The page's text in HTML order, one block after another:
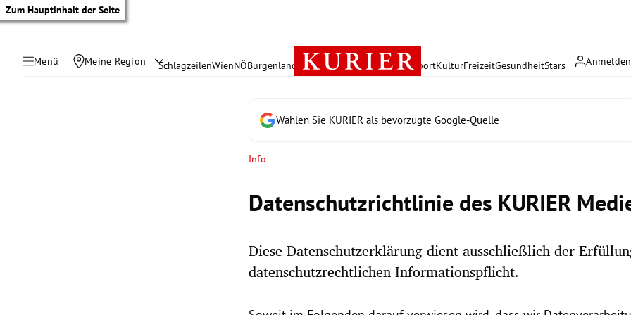
Zum Hauptinhalt der Seite
Menü Meine Region Anmelden
SchlagzeilenWienNÖBurgenland Österreich PolitikWirtschaft SportKulturFreizeitGesundheitStars
Wählen Sie KURIER als bevorzugte Google-Quelle
Info
Datenschutzrichtlinie des KURIER
Diese Datenschutzerklärung dient ausschließlich der
datenschutzrechtlichen Informationspflicht.